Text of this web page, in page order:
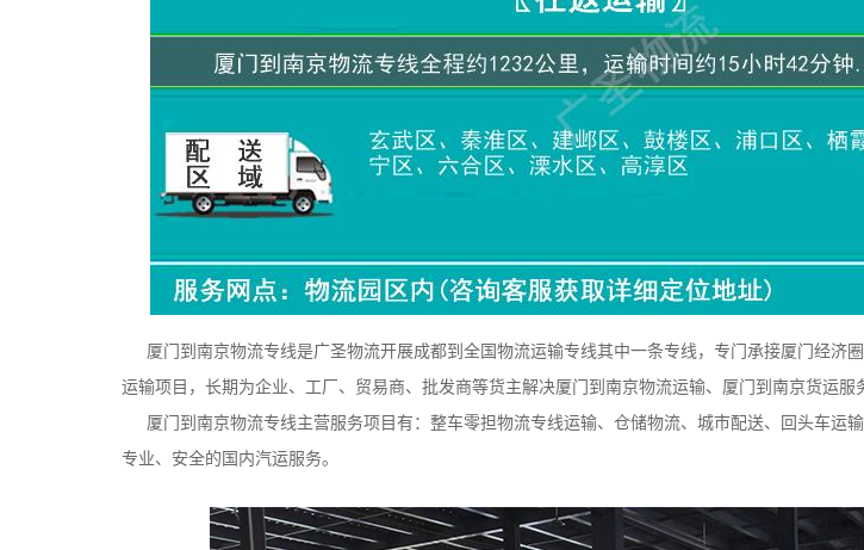
厦门到南京物流专线是广圣物流开展成都到全国物流运输专线其中一条专线，专门承接厦门经济
运输项目，长期为企业、工厂、贸易商、批发商等货主解决厦门到南京物流运输、厦门到南京货运服
厦门到南京物流专线主营服务项目有：整车零担物流专线运输、仓储物流、城市配送、回头车运
专业、安全的国内汽运服务。